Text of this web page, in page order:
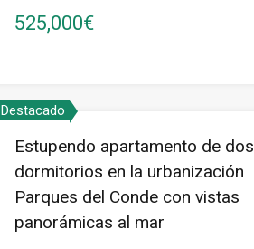
525,000€
Destacado
Estupendo apartamento de dos
dormitorios en la urbanización
Parques del Conde con vistas
panorámicas al mar